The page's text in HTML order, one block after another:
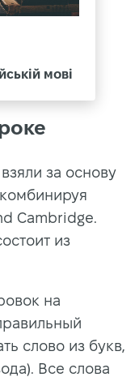
мові
за основу
Cambridge.
из
на
слово из букв,
Все слова